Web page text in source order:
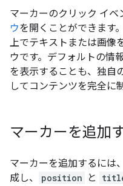
マーカーのクリック イベ
ウを開くことができます
上でテキストまたは画像
ウです。デフォルトの情
を表示することも、独自
してコンテンツを完全に
マーカーを追加
マーカーを追加するには、
成し、
position と